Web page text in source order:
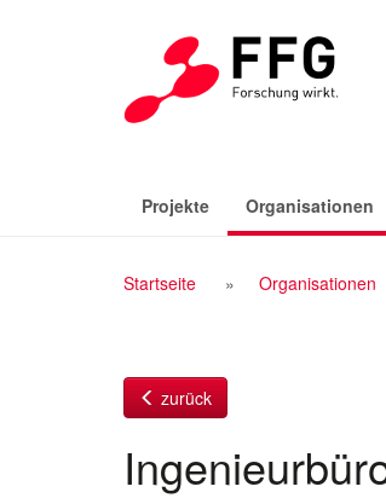
Projekte Organisationen
Breadcrumb
Startseite Organisationen
zurück